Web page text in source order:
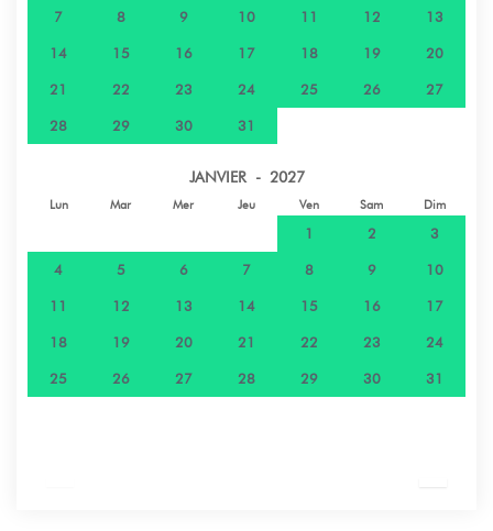
7 8 9 10 11 12 13
14 15 16 17 18 19 20
21 22 23 24 25 26 27
28 29 30 31
JANVIER - 2027
Lun Mar Mer Jeu Ven Sam Dim
1 2 3
4 5 6 7 8 9 10
11 12 13 14 15 16 17
18 19 20 21 22 23 24
25 26 27 28 29 30 31